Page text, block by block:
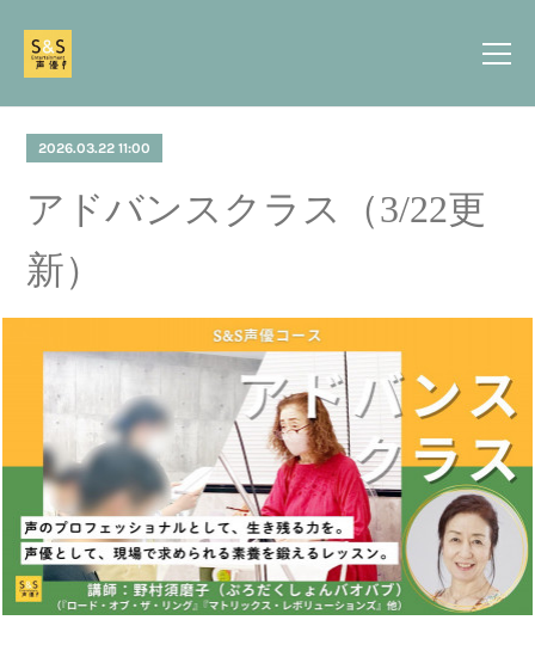
2026.03.22 11:00
アドバンスクラス（3/22更
新）